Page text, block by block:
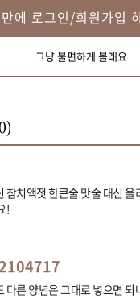
를 넣고 바삭하게 튀긴 후 기름
에 로그인/회원가입
그냥 불편하게 볼래요
)
참치액젓 한큰술 맛술 대신 올
!
다른 양념은 그대로 넣으면 되